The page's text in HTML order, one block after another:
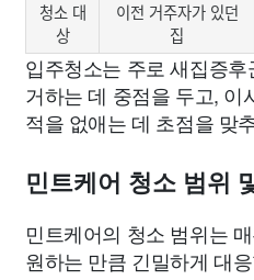
청소 대
상
이전 거주자가 있던
집
입주청소는 주로 새집증
거하는 데 중점을 두고, 이
적을 없애는 데 초점을 맞
민트케어 청소 범위
민트케어의 청소 범위는
원하는 만큼 긴밀하게 대